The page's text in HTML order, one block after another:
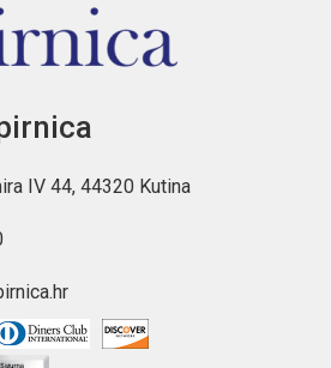
IV 44, 44320 Kutina